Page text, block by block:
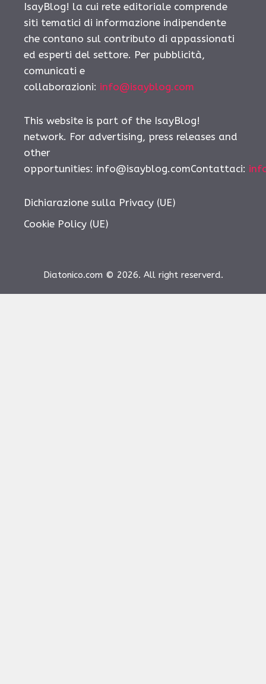
IsayBlog! la cui rete editoriale comprende
siti tematici di informazione indipendente
che contano sul contributo di appassionati
ed esperti del settore. Per pubblicità,
comunicati e
collaborazioni: info@isayblog.com
This website is part of the IsayBlog!
network. For advertising, press releases and
other
opportunities: info@isayblog.comContattaci:
Dichiarazione sulla Privacy (UE)
Cookie Policy (UE)
Diatonico.com © 2026. All right reserverd.